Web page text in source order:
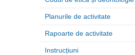
Planurile de activitate
Rapoarte de activitate
Instrucțiuni